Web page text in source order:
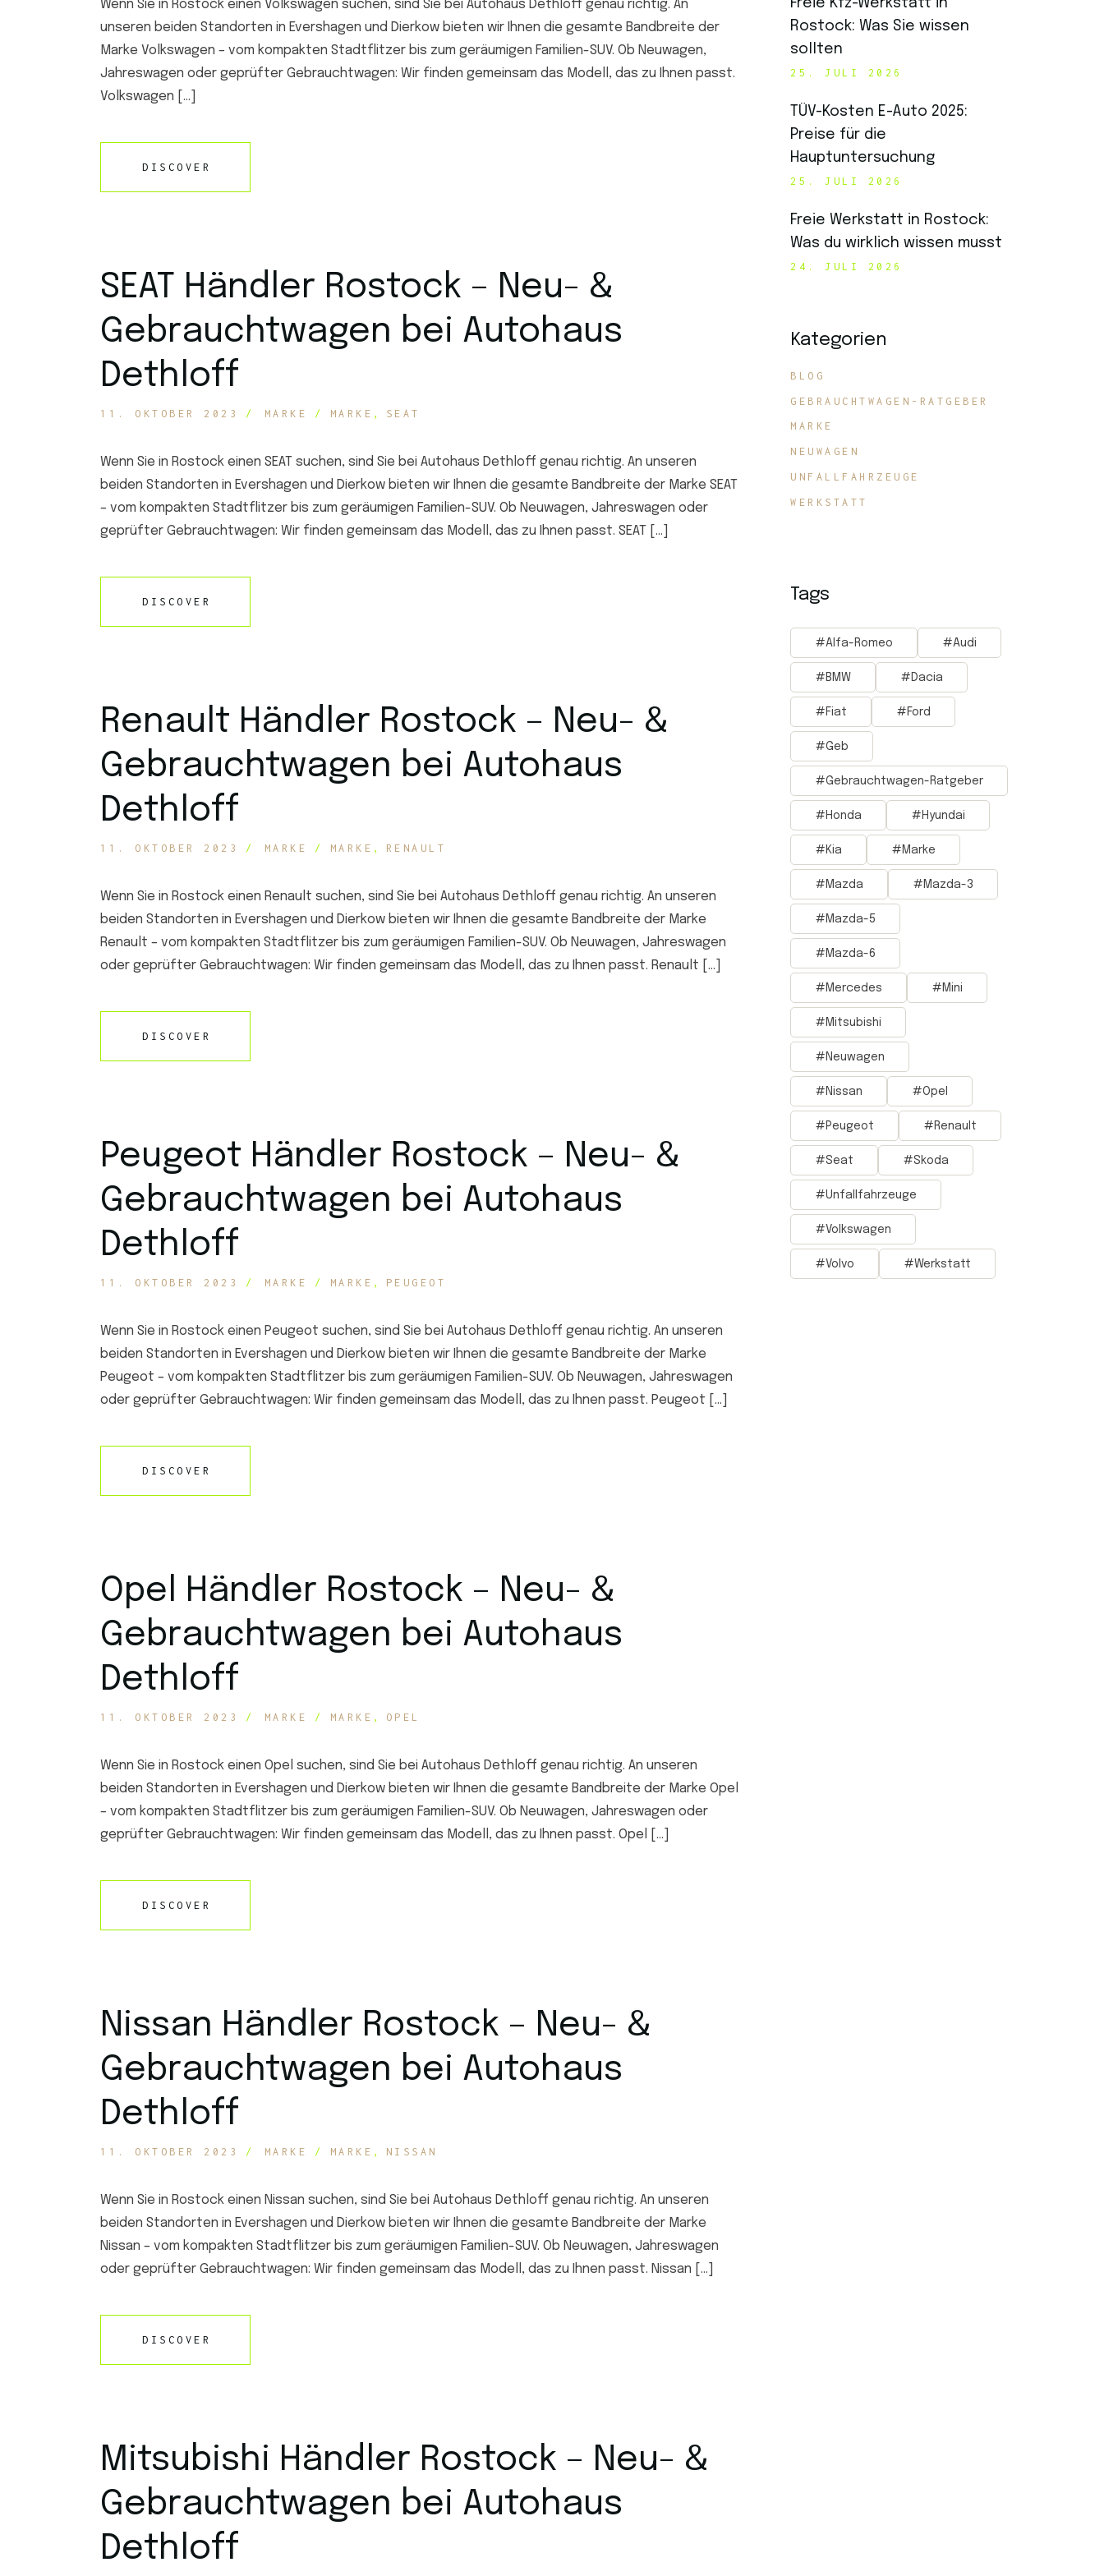
Wenn Sie in Rostock einen Volkswagen suchen, sind Sie bei Autohaus Dethloff genau richtig. An
unseren beiden Standorten in Evershagen und Dierkow bieten wir Ihnen die gesamte Bandbreite der
Marke Volkswagen – vom kompakten Stadtflitzer bis zum geräumigen Familien-SUV. Ob Neuwagen,
Jahreswagen oder geprüfter Gebrauchtwagen: Wir finden gemeinsam das Modell, das zu Ihnen passt.
Volkswagen […]
DISCOVER
SEAT Händler Rostock – Neu- &
Gebrauchtwagen bei Autohaus
Dethloff
11. OKTOBER 2023 MARKE MARKE SEAT
Wenn Sie in Rostock einen SEAT suchen, sind Sie bei Autohaus Dethloff genau richtig. An unseren
beiden Standorten in Evershagen und Dierkow bieten wir Ihnen die gesamte Bandbreite der Marke SEAT
– vom kompakten Stadtflitzer bis zum geräumigen Familien-SUV. Ob Neuwagen, Jahreswagen oder
geprüfter Gebrauchtwagen: Wir finden gemeinsam das Modell, das zu Ihnen passt. SEAT […]
DISCOVER
Renault Händler Rostock – Neu- &
Gebrauchtwagen bei Autohaus
Dethloff
11. OKTOBER 2023 MARKE MARKE RENAULT
Wenn Sie in Rostock einen Renault suchen, sind Sie bei Autohaus Dethloff genau richtig. An unseren
beiden Standorten in Evershagen und Dierkow bieten wir Ihnen die gesamte Bandbreite der Marke
Renault – vom kompakten Stadtflitzer bis zum geräumigen Familien-SUV. Ob Neuwagen, Jahreswagen
oder geprüfter Gebrauchtwagen: Wir finden gemeinsam das Modell, das zu Ihnen passt. Renault […]
DISCOVER
Peugeot Händler Rostock – Neu- &
Gebrauchtwagen bei Autohaus
Dethloff
11. OKTOBER 2023 MARKE MARKE PEUGEOT
Wenn Sie in Rostock einen Peugeot suchen, sind Sie bei Autohaus Dethloff genau richtig. An unseren
beiden Standorten in Evershagen und Dierkow bieten wir Ihnen die gesamte Bandbreite der Marke
Peugeot – vom kompakten Stadtflitzer bis zum geräumigen Familien-SUV. Ob Neuwagen, Jahreswagen
oder geprüfter Gebrauchtwagen: Wir finden gemeinsam das Modell, das zu Ihnen passt. Peugeot […]
DISCOVER
Opel Händler Rostock – Neu- &
Gebrauchtwagen bei Autohaus
Dethloff
11. OKTOBER 2023 MARKE MARKE OPEL
Wenn Sie in Rostock einen Opel suchen, sind Sie bei Autohaus Dethloff genau richtig. An unseren
beiden Standorten in Evershagen und Dierkow bieten wir Ihnen die gesamte Bandbreite der Marke Opel
– vom kompakten Stadtflitzer bis zum geräumigen Familien-SUV. Ob Neuwagen, Jahreswagen oder
geprüfter Gebrauchtwagen: Wir finden gemeinsam das Modell, das zu Ihnen passt. Opel […]
DISCOVER
Nissan Händler Rostock – Neu- &
Gebrauchtwagen bei Autohaus
Dethloff
11. OKTOBER 2023 MARKE MARKE NISSAN
Wenn Sie in Rostock einen Nissan suchen, sind Sie bei Autohaus Dethloff genau richtig. An unseren
beiden Standorten in Evershagen und Dierkow bieten wir Ihnen die gesamte Bandbreite der Marke
Nissan – vom kompakten Stadtflitzer bis zum geräumigen Familien-SUV. Ob Neuwagen, Jahreswagen
oder geprüfter Gebrauchtwagen: Wir finden gemeinsam das Modell, das zu Ihnen passt. Nissan […]
DISCOVER
Mitsubishi Händler Rostock – Neu- &
Gebrauchtwagen bei Autohaus
Dethloff
Freie Kfz-Werkstatt in
Rostock: Was Sie wissen
sollten
25. JULI 2026
TÜV-Kosten E-Auto 2025:
Preise für die
Hauptuntersuchung
25. JULI 2026
Freie Werkstatt in Rostock:
Was du wirklich wissen musst
24. JULI 2026
Kategorien
BLOG
GEBRAUCHTWAGEN-RATGEBER
MARKE
NEUWAGEN
UNFALLFAHRZEUGE
WERKSTATT
Tags
Alfa-Romeo Audi
BMW Dacia
Fiat Ford
Geb
Gebrauchtwagen-Ratgeber
Honda Hyundai
Kia Marke
Mazda Mazda-3
Mazda-5
Mazda-6
Mercedes Mini
Mitsubishi
Neuwagen
Nissan Opel
Peugeot Renault
Seat Skoda
Unfallfahrzeuge
Volkswagen
Volvo Werkstatt